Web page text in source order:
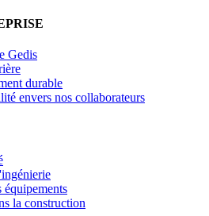
Gedis
durable
envers nos collaborateurs
équipements
la construction